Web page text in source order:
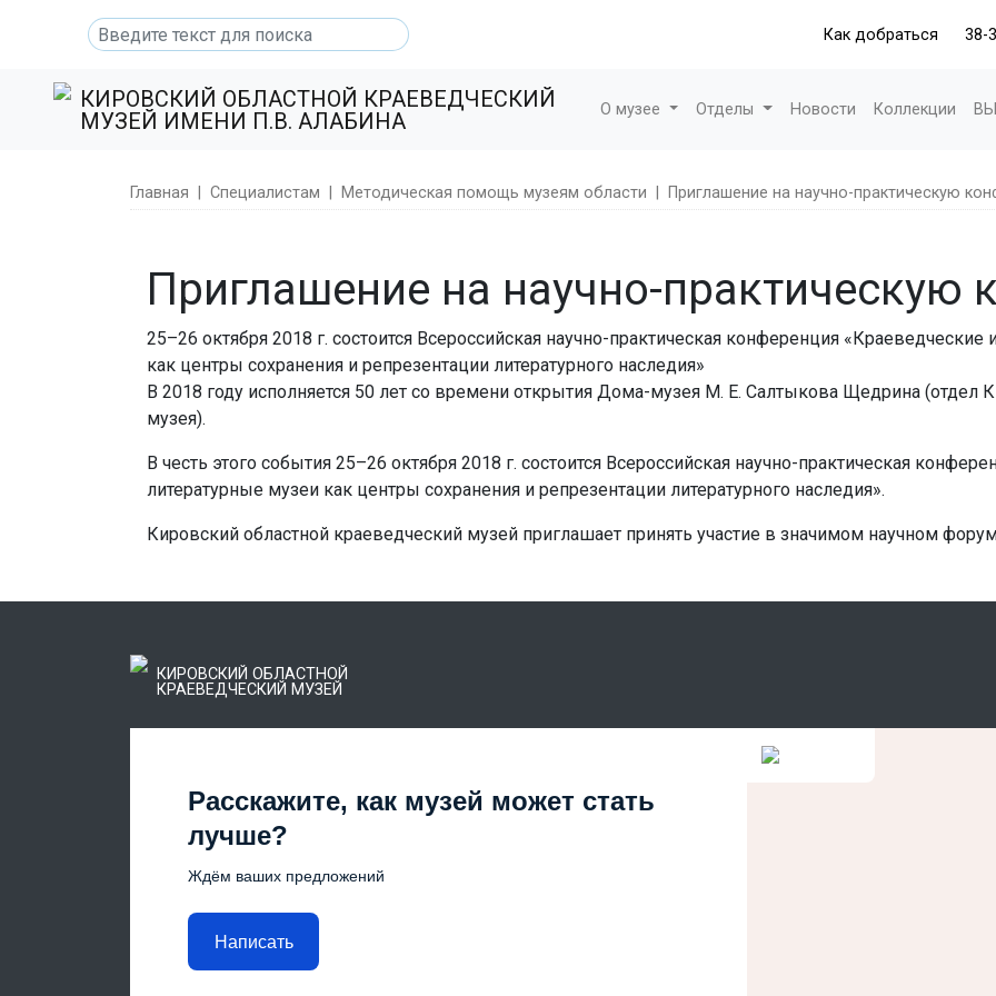
Как добраться 38-
КИРОВСКИЙ ОБЛАСТНОЙ КРАЕВЕДЧЕСКИЙ
МУЗЕЙ ИМЕНИ П.В. АЛАБИНА
О музее Отделы Новости Коллекции
Главная Специалистам Методическая помощь музеям области Приглашение на научно-практическую
Приглашение на научно-практическую
25–26 октября 2018 г. состоится Всероссийская научно-практическая конференция
как центры сохранения и репрезентации литературного наследия»
В 2018 году исполняется 50 лет со времени открытия Дома-музея М. Е. Салтыкова Щедрина (отдел
музея).
В честь этого события 25–26 октября 2018 г. состоится Всероссийская научно-практическая
литературные музеи как центры сохранения и репрезентации литературного наследия».
Кировский областной краеведческий музей приглашает принять участие в значимом научном
КИРОВСКИЙ ОБЛАСТНОЙ
КРАЕВЕДЧЕСКИЙ МУЗЕЙ
Расскажите, как музей может стать
лучше?
Ждём ваших предложений
Написать